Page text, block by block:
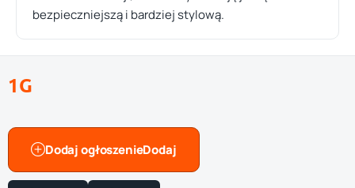
bezpieczniejszą i bardziej stylową.
1G
Dodaj ogłoszenie